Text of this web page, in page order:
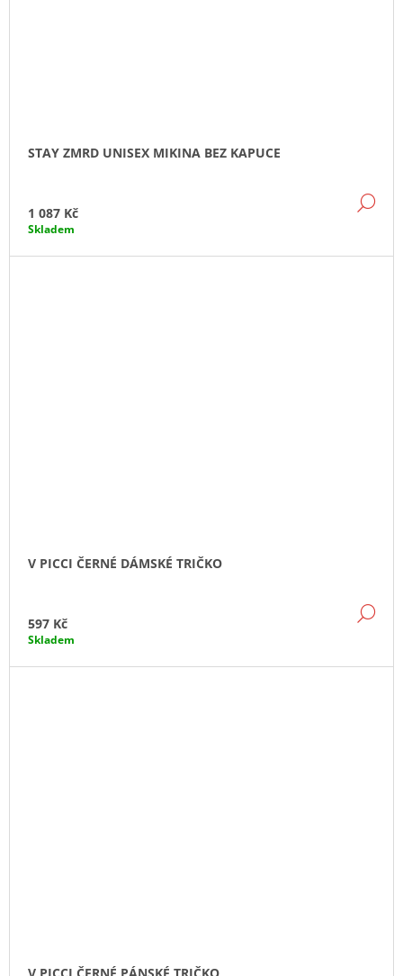
STAY ZMRD UNISEX MIKINA BEZ KAPUCE
1 087 Kč
Skladem
V PICCI ČERNÉ DÁMSKÉ TRIČKO
597 Kč
Skladem